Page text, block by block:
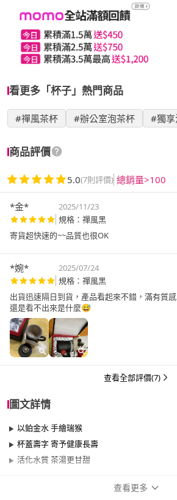
看更多「杯子」熱門商品
#禪風茶杯 #辦公室泡茶杯 #獨
商品評價
5.0(7則評價) 總銷量>100
*金* 2025/11/23
規格：禪風黑
寄貨超快速的~~品質也很OK
*婉* 2025/07/24
規格：禪風黑
出貨迅速隔日到貨，產品看起來不錯，滿有質
還是看不出來是什麼😅
查看全部評價(7)
圖文詳情
以鉑金水 手繪瑞猴
杯蓋壽字 寄予健康長壽
活化水質 茶湯更甘甜
查看更多